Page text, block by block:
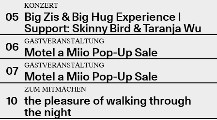
05
KONZERT
Big Zis & Big Hug Experience |
Support: Skinny Bird & Taranja Wu
06
GASTVERANSTALTUNG
Motel a Miio Pop-Up Sale
07
GASTVERANSTALTUNG
Motel a Miio Pop-Up Sale
10
ZUM MITMACHEN
the pleasure of walking through
the night